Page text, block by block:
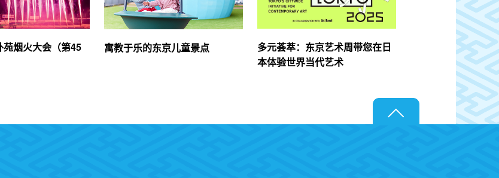
苑烟火大会（第45
寓教于乐的东京儿童景点
多元荟萃：东京艺术周带您在日
本体验世界当代艺术
冈本太郎纪念馆